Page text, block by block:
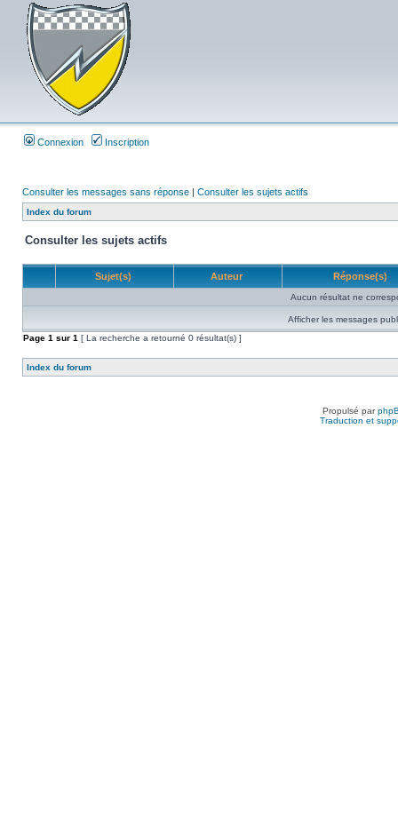
Connexion Inscription
Consulter les messages sans réponse | Consulter les sujets actifs
Index du forum
Consulter les sujets actifs
Sujet(s) Auteur Réponse(s)
Aucun résultat ne
Afficher les messages
Page 1 sur 1 [ La recherche a retourné 0 résultat(s) ]
Index du forum
Propulsé par
Traduction et